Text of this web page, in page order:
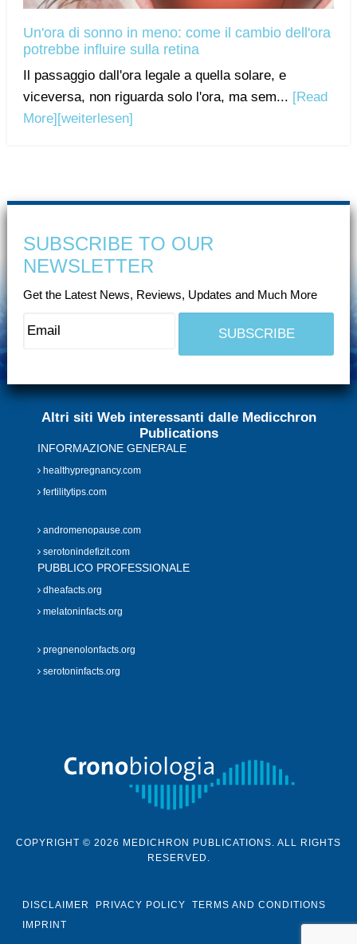
Un'ora di sonno in meno: come il cambio dell'ora
potrebbe influire sulla retina
Il passaggio dall'ora legale a quella solare, e
viceversa, non riguarda solo l'ora, ma sem... [Read
More][weiterlesen]
SUBSCRIBE TO OUR
NEWSLETTER
Get the Latest News, Reviews, Updates and Much More
Altri siti Web interessanti dalle Medicchron
Publications
INFORMAZIONE GENERALE
healthypregnancy.com
fertilitytips.com
andromenopause.com
serotonindefizit.com
PUBBLICO PROFESSIONALE
dheafacts.org
melatoninfacts.org
pregnenolonfacts.org
serotoninfacts.org
COPYRIGHT © 2026 MEDICHRON PUBLICATIONS. ALL RIGHTS
RESERVED.
DISCLAIMER PRIVACY POLICY
TERMS AND CONDITIONS
IMPRINT